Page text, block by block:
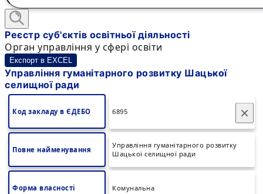
×
Реєстр суб'єктів освітньої діяльності
Орган управління у сфері освіти
Експорт в EXCEL
Управління гуманітарного розвитку Шацької
селищної ради
Код закладу в ЄДЕБО 6895
Повне найменування
Управління гуманітарного розвитку
Шацької селищної ради
Форма власності Комунальна